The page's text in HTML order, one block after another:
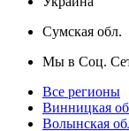
Сумская обл.
Мы в Соц.
Все регионы
Винницкая
Волынская